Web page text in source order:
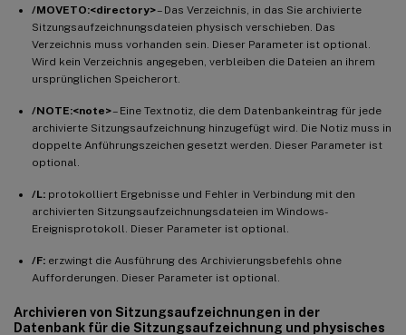
/MOVETO:<directory>– Das Verzeichnis, in das Sie archivierte
Sitzungsaufzeichnungsdateien physisch verschieben. Das
Verzeichnis muss vorhanden sein. Dieser Parameter ist optional.
Wird kein Verzeichnis angegeben, verbleiben die Dateien an ihrem
ursprünglichen Speicherort.
/NOTE:<note>– Eine Textnotiz, die dem Datenbankeintrag für jede
archivierte Sitzungsaufzeichnung hinzugefügt wird. Die Notiz muss in
doppelte Anführungszeichen gesetzt werden. Dieser Parameter ist
optional.
/L: protokolliert Ergebnisse und Fehler in Verbindung mit den
archivierten Sitzungsaufzeichnungsdateien im Windows-
Ereignisprotokoll. Dieser Parameter ist optional.
/F: erzwingt die Ausführung des Archivierungsbefehls ohne
Aufforderungen. Dieser Parameter ist optional.
Archivieren von Sitzungsaufzeichnungen in der
Datenbank für die Sitzungsaufzeichnung und physisches